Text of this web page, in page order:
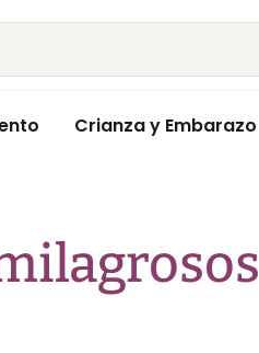
Crianza y Embarazo